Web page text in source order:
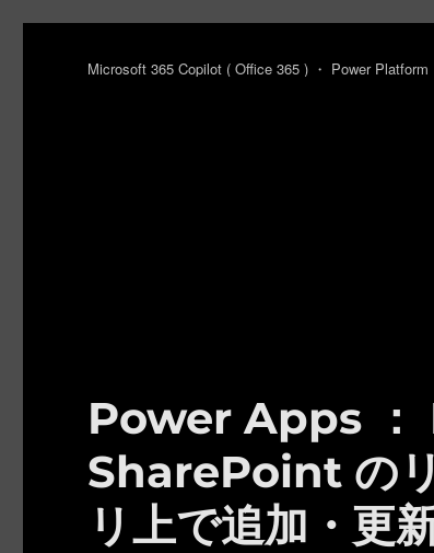
Microsoft 365 Copilot ( Office 365 ) ・ Power
Power Apps
SharePoint の
リ上で追加・更